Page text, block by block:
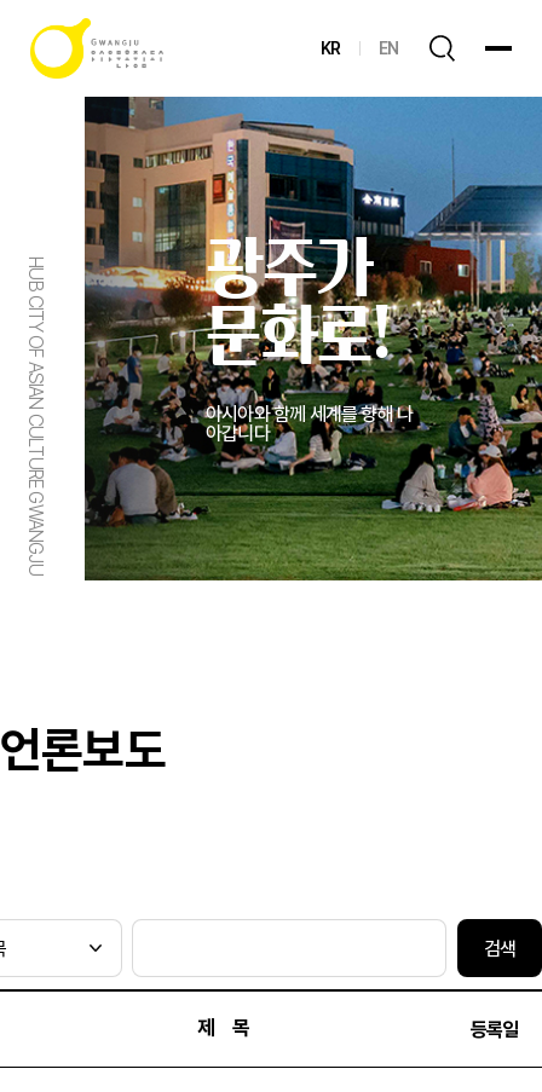
KR EN
HUB CITY OF ASIAN CULTURE GWANGJU
광주가
문화로!
아시아와 함께 세계를 향해 나
아갑니다
언론보도
제 목 등록일
검색